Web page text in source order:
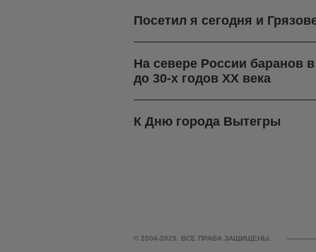
Посетил я сегодня и
На севере России баранов
до 30-х годов ХХ века
К Дню города Вытегры
© 2004-2025. ВСЕ ПРАВА ЗАЩИЩЕНЫ.